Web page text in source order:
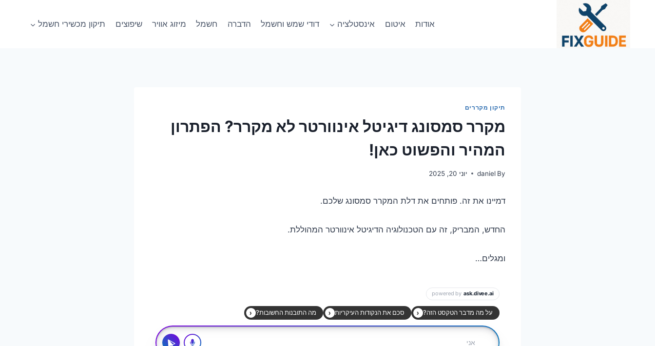
אודות איטום אינסטלציה דודי שמש וחשמל הדברה חשמל מיזוג אוויר שיפוצים תיקון מכשירי חשמל
תיקון מקררים
מקרר סמסונג דיגיטל אינוורטר לא מקרר? הפתרון
המהיר והפשוט כאן!
By
daniel יוני 20, 2025
דמיינו את זה. פותחים את דלת המקרר סמסונג שלכם.
החדש, המבריק, זה עם הטכנולוגיה הדיגיטל אינוורטר המהוללת.
ומגלים…